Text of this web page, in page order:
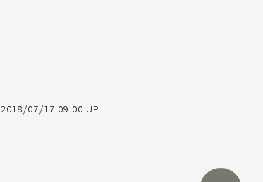
2018/07/17 09:00 UP